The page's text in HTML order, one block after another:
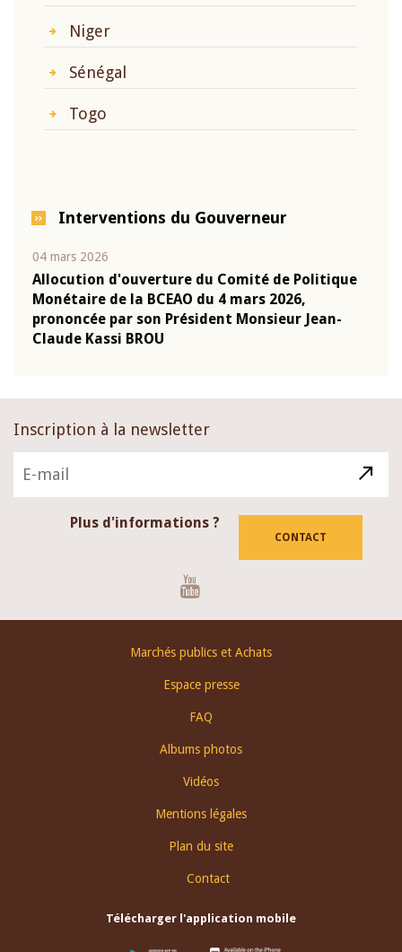
Niger
Sénégal
Togo
Interventions du Gouverneur
04 mars 2026
Allocution d'ouverture du Comité de Politique
Monétaire de la BCEAO du 4 mars 2026,
prononcée par son Président Monsieur Jean-
Claude Kassi BROU
Inscription à la newsletter
Plus d'informations ?
CONTACT
Marchés publics et Achats
Espace presse
FAQ
Albums photos
Vidéos
Mentions légales
Plan du site
Contact
Télécharger l'application mobile